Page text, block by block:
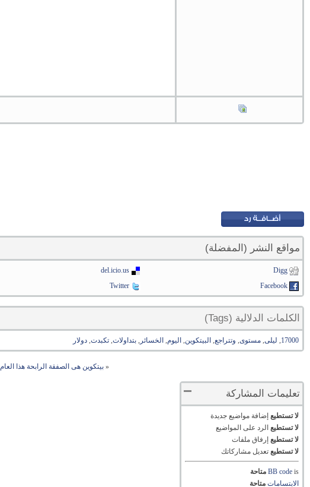
مواقع النشر (المفضلة)
Digg
del.icio.us
Facebook
Twitter
الكلمات الدلالية (Tags)
17000
, ليلى,مستوى, وتتراجع, البيتكوين, اليوم, الخسائر ,بتداولات,تكبدت,دولار
« بيتكوين هى الصفقة الرابحة هذا العام
تعليمات المشاركة
لا تستطيع إضافة مواضيع جديدة
لا تستطيع الرد على المواضيع
لا تستطيع إرفاق ملفات
لا تستطيع تعديل مشاركاتك
BB codeis
متاحة
الابتسامات متاحة